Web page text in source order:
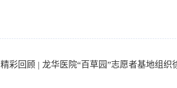
精彩回顾 | 龙华医院“百草园”志愿者基地组